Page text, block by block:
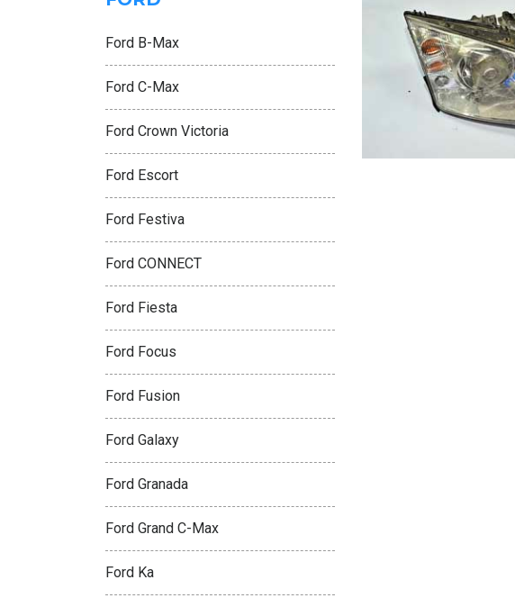
Ford B-Max
Ford C-Max
Ford Crown Victoria
Ford Escort
Ford Festiva
Ford CONNECT
Ford Fiesta
Ford Focus
Ford Fusion
Ford Galaxy
Ford Granada
Ford Grand C-Max
Ford Ka